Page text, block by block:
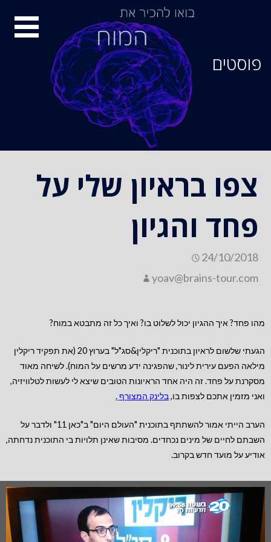
פוסטים
צפו בראיון שלי על
פחד והגיון
24/10/2018
yoav@brains-tour.com
מהו פחד? איך ההגיון יכול לשלוט בו? ואיך כל זה מתבטא במוח?
הגעתי שלשום לראיון בתוכנית "ריקלין&סג"ל" בערוץ 20 (את תפקיד ריקלין
מילאה הפעם עירית לינור, שהפגינה ידע מרשים על המוח). לשיחה מאוד
מסקרנת על פחד. זה היה אחד הראיונות הטובים שיצא לי לעשות לטלוויזיה,
ואני מזמין אתכם לצפות בו,בלינק המצורף .
הערב הייתי אמור להשתתף בתוכנית "העולם היום" ב"כאן 11" ולדבר על
השבתם לחיים של מינים נכחדים. מסיבות שאינן תלויות בי התוכנית נדחתה,
אודיע על מועד חדש בקרוב.